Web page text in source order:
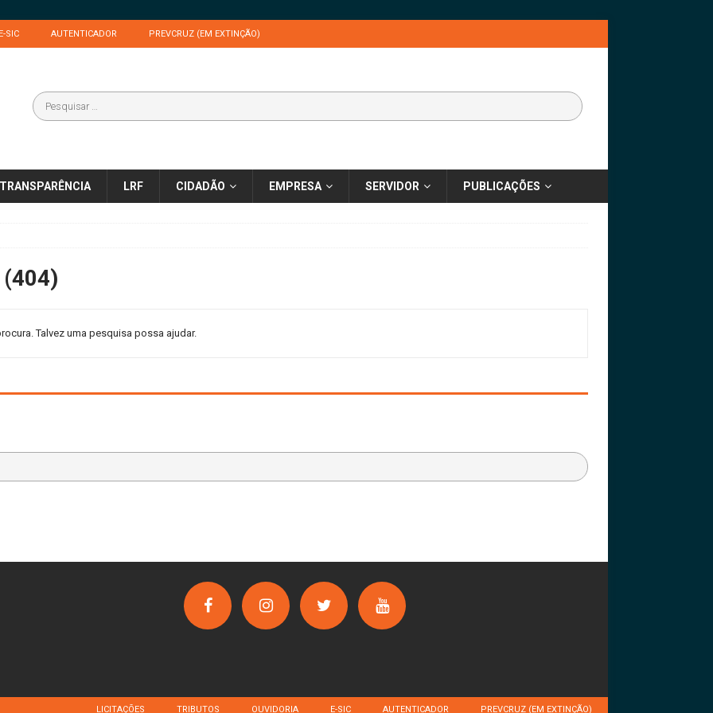
SIC AUTENTICADOR PREVCRUZ (EM EXTINÇÃO)
TRANSPARÊNCIA LRF CIDADÃO EMPRESA SERVIDOR PUBLICAÇÕES
Talvez uma pesquisa possa ajudar.
LICITAÇÕES TRIBUTOS OUVIDORIA E-SIC AUTENTICADOR PREVCRUZ (EM EXTINÇÃO)